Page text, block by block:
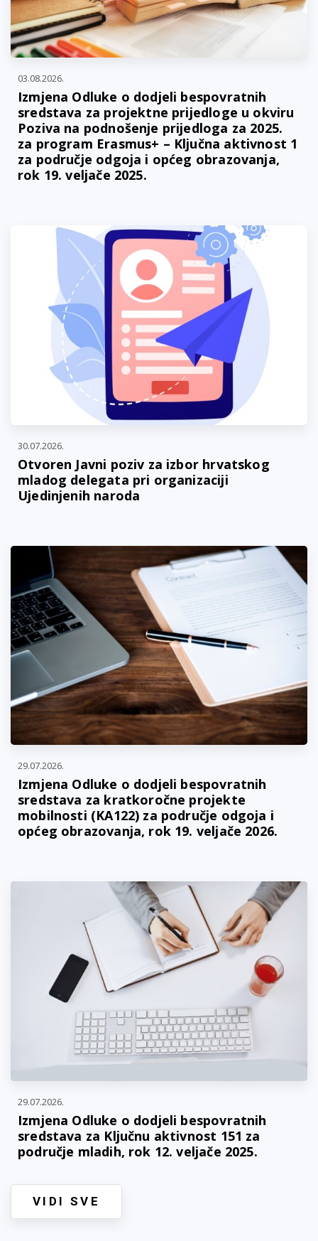
03.08.2026.
Izmjena Odluke o dodjeli bespovratnih
sredstava za projektne prijedloge u okviru
Poziva na podnošenje prijedloga za 2025.
za program Erasmus+ – Ključna aktivnost 1
za područje odgoja i općeg obrazovanja,
rok 19. veljače 2025.
30.07.2026.
Otvoren Javni poziv za izbor hrvatskog
mladog delegata pri organizaciji
Ujedinjenih naroda
29.07.2026.
Izmjena Odluke o dodjeli bespovratnih
sredstava za kratkoročne projekte
mobilnosti (KA122) za područje odgoja i
općeg obrazovanja, rok 19. veljače 2026.
29.07.2026.
Izmjena Odluke o dodjeli bespovratnih
sredstava za Ključnu aktivnost 151 za
područje mladih, rok 12. veljače 2025.
VIDI SVE